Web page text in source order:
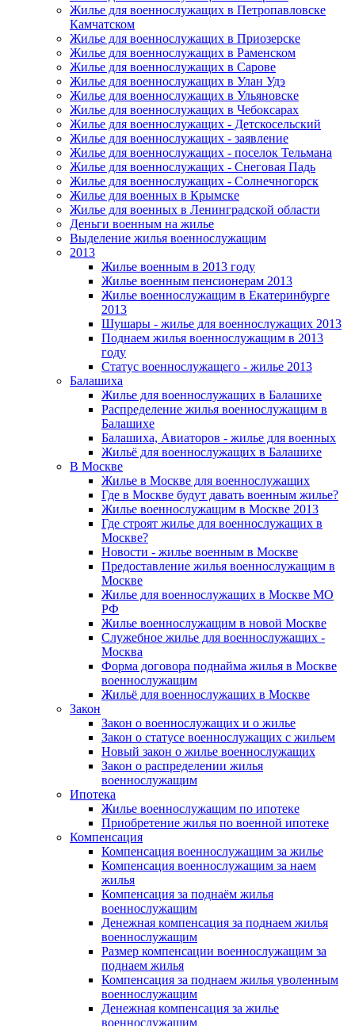
Жилье для военнослужащих в Петропавловске
Камчатском
Жилье для военнослужащих в Приозерске
Жилье для военнослужащих в Раменском
Жилье для военнослужащих в Сарове
Жилье для военнослужащих в Улан Удэ
Жилье для военнослужащих в Ульяновске
Жилье для военнослужащих в Чебоксарах
Жилье для военнослужащих - Детскосельский
Жилье для военнослужащих - заявление
Жилье для военнослужащих - поселок Тельмана
Жилье для военнослужащих - Снеговая Падь
Жилье для военнослужащих - Солнечногорск
Жилье для военных в Крымске
Жилье для военных в Ленинградской области
Деньги военным на жилье
Выделение жилья военнослужащим
2013
Жилье военным в 2013 году
Жилье военным пенсионерам 2013
Жилье военнослужащим в Екатеринбурге
2013
Шушары - жилье для военнослужащих 2013
Поднаем жилья военнослужащим в 2013
году
Статус военнослужащего - жилье 2013
Балашиха
Жилье для военнослужащих в Балашихе
Распределение жилья военнослужащим в
Балашихе
Балашиха, Авиаторов - жилье для военных
Жильё для военнослужащих в Балашихе
В Москве
Жилье в Москве для военнослужащих
Где в Москве будут давать военным жилье?
Жилье военнослужащим в Москве 2013
Где строят жилье для военнослужащих в
Москве?
Новости - жилье военным в Москве
Предоставление жилья военнослужащим в
Москве
Жилье для военнослужащих в Москве МО
РФ
Жилье военнослужащим в новой Москве
Служебное жилье для военнослужащих -
Москва
Форма договора поднайма жилья в Москве
военнослужащим
Жильё для военнослужащих в Москве
Закон
Закон о военнослужащих и о жилье
Закон о статусе военнослужащих с жильем
Новый закон о жилье военнослужащих
Закон о распределении жилья
военнослужащим
Ипотека
Жилье военнослужащим по ипотеке
Приобретение жилья по военной ипотеке
Компенсация
Компенсация военнослужащим за жилье
Компенсация военнослужащим за наем
жилья
Компенсация за поднаём жилья
военнослужащим
Денежная компенсация за поднаем жилья
военнослужащим
Размер компенсации военнослужащим за
поднаем жилья
Компенсация за поднаем жилья уволенным
военнослужащим
Денежная компенсация за жилье
военнослужащим